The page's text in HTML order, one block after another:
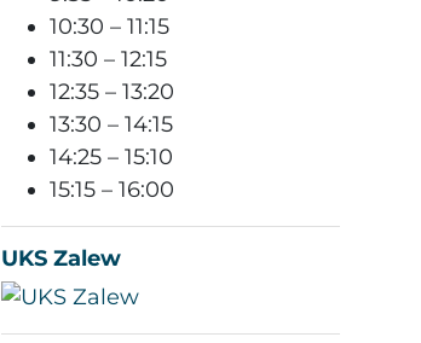
10:30 – 11:15
11:30 – 12:15
12:35 – 13:20
13:30 – 14:15
14:25 – 15:10
15:15 – 16:00
UKS Zalew